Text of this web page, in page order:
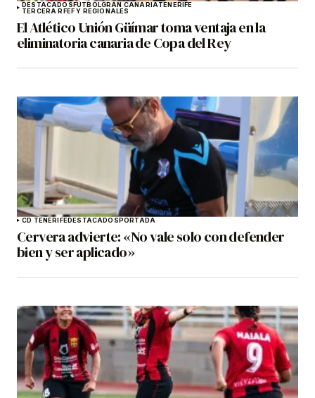
DESTACADOSFÚTBOLGRAN CANARIATENERIFE
TERCERA RFEF Y REGIONALES
El Atlético Unión Güímar toma ventaja en la
eliminatoria canaria de Copa del Rey
CD TENERIFEDESTACADOSPORTADA
Cervera advierte: «No vale solo con defender
bien y ser aplicado»